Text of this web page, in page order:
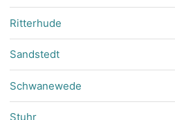
Ritterhude
Sandstedt
Schwanewede
Stuhr